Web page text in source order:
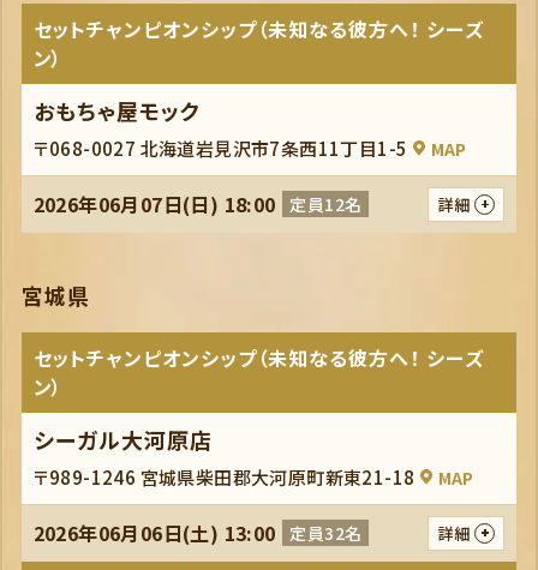
セットチャンピオンシップ（未知なる彼方へ！ シーズ
ン）
おもちゃ屋モック
〒068-0027 北海道岩見沢市7条西11丁目1-5 MAP
2026年06月07日(日) 18:00 定員12名 詳細
宮城県
セットチャンピオンシップ（未知なる彼方へ！ シーズ
ン）
シーガル大河原店
〒989-1246 宮城県柴田郡大河原町新東21-18 MAP
2026年06月06日(土) 13:00 定員32名 詳細